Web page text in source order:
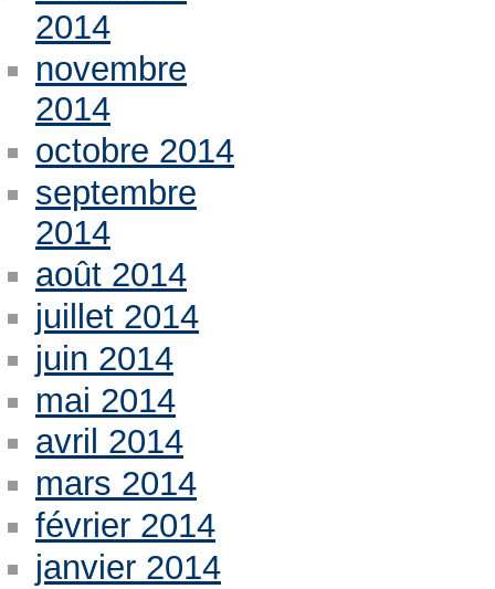
2014
novembre
2014
octobre 2014
septembre
2014
août 2014
juillet 2014
juin 2014
mai 2014
avril 2014
mars 2014
février 2014
janvier 2014